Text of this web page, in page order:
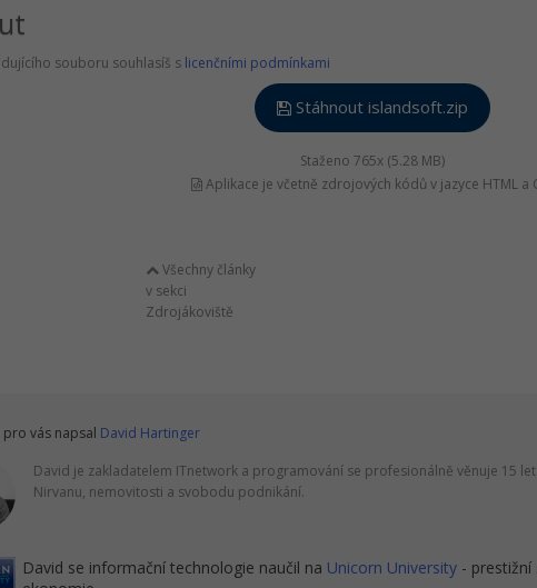
souboru souhlasíš s licenčními podmínkami
Stáhnout islandsoft.zip
Staženo 765x (5.28 MB)
Aplikace je včetně zdrojových kódů v jazyce HTML a
Všechny články
v sekci
Zdrojákoviště
vás napsal David Hartinger
David je zakladatelem ITnetwork a programování se profesionálně věnuje 15
Nirvanu, nemovitosti a svobodu podnikání.
David se informační technologie naučil na Unicorn University -